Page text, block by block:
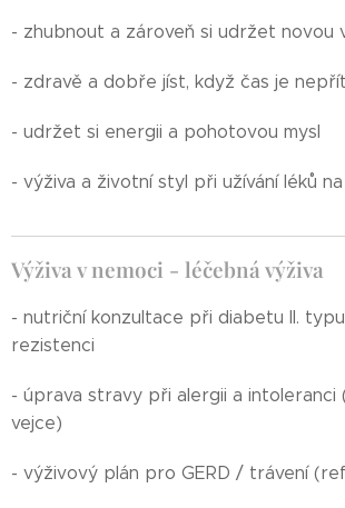
- zhubnout a zároveň si udržet novou
- zdravě a dobře jíst, když čas je
- udržet si energii a pohotovou mysl
- výživa a životní styl při užívání léků
Výživa v nemoci - léčebná výživa
- nutriční konzultace při diabetu II.
rezistenci
- úprava stravy při alergii a intoleranci
vejce)
- výživový plán pro GERD / trávení